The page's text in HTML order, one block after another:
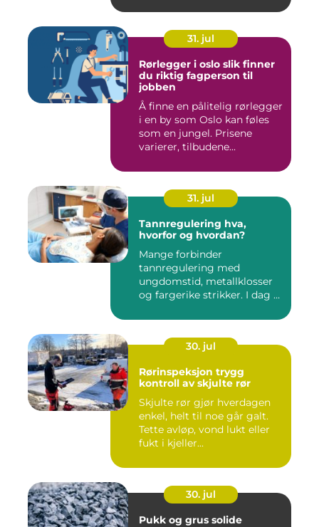
31. jul
Rørlegger i oslo slik finner
du riktig fagperson til
jobben
Å finne en pålitelig rørlegger
i en by som Oslo kan føles
som en jungel. Prisene
varierer, tilbudene...
31. jul
Tannregulering hva,
hvorfor og hvordan?
Mange forbinder
tannregulering med
ungdomstid, metallklosser
og fargerike strikker. I dag er
30. jul
Rørinspeksjon trygg
kontroll av skjulte rør
Skjulte rør gjør hverdagen
enkel, helt til noe går galt.
Tette avløp, vond lukt eller
fukt i kjeller...
30. jul
Pukk og grus solide